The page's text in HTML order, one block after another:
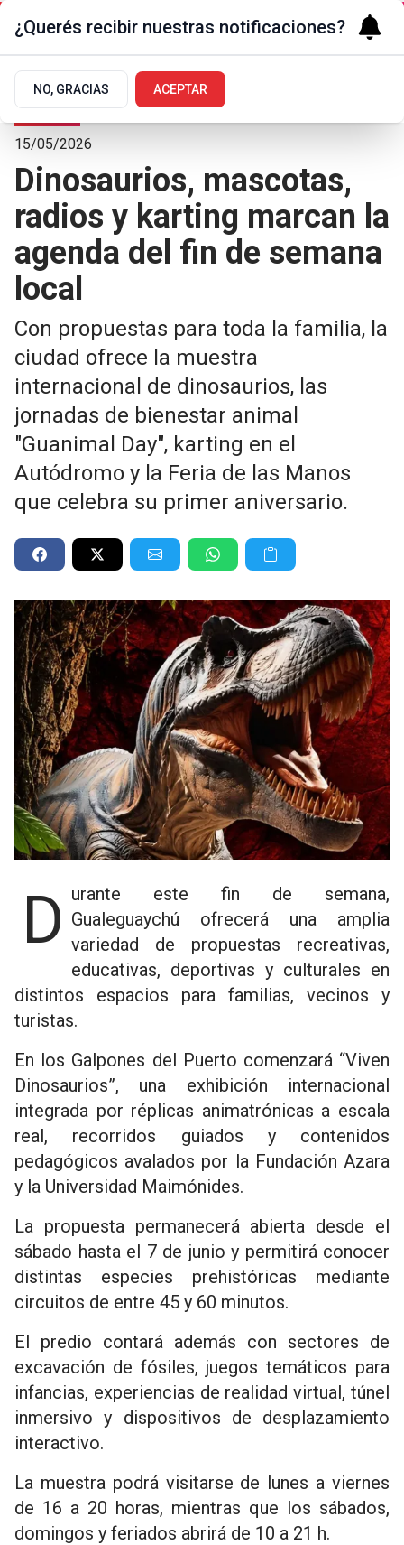
Turismo
15/05/2026
Dinosaurios, mascotas,
radios y karting marcan la
agenda del fin de semana
local
Con propuestas para toda la familia, la
ciudad ofrece la muestra
internacional de dinosaurios, las
jornadas de bienestar animal
"Guanimal Day", karting en el
Autódromo y la Feria de las Manos
que celebra su primer aniversario.
Durante este fin de semana, Gualeguaychú ofrecerá una amplia
variedad de propuestas recreativas,
educativas, deportivas y culturales en
distintos espacios para familias, vecinos y
turistas.
En los Galpones del Puerto comenzará “Viven
Dinosaurios”, una exhibición internacional
integrada por réplicas animatrónicas a escala
real, recorridos guiados y contenidos
pedagógicos avalados por la Fundación Azara
y la Universidad Maimónides.
La propuesta permanecerá abierta desde el
sábado hasta el 7 de junio y permitirá conocer
distintas especies prehistóricas mediante
circuitos de entre 45 y 60 minutos.
El predio contará además con sectores de
excavación de fósiles, juegos temáticos para
infancias, experiencias de realidad virtual, túnel
inmersivo y dispositivos de desplazamiento
interactivo.
La muestra podrá visitarse de lunes a viernes
de 16 a 20 horas, mientras que los sábados,
domingos y feriados abrirá de 10 a 21 h.
¿Querés recibir nuestras notificaciones?
NO, GRACIAS ACEPTAR